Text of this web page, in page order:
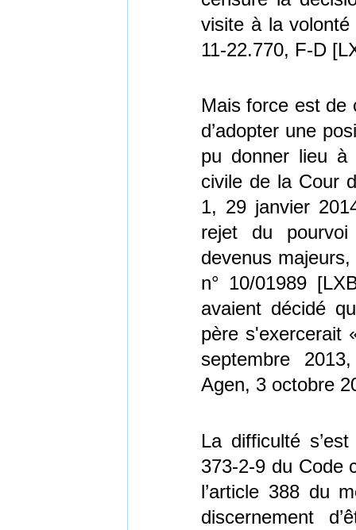
visite à la volonté
11-22.770, F-D
Mais force est de
d’adopter une
pu donner lieu à
civile de la Cour
1, 29 janvier
rejet du
devenus
n° 10/01989
avaient décidé
père s'exercerait
septembre
Agen, 3 octobre
La difficulté
373-2-9 du Code
l’article 388 du
discernement